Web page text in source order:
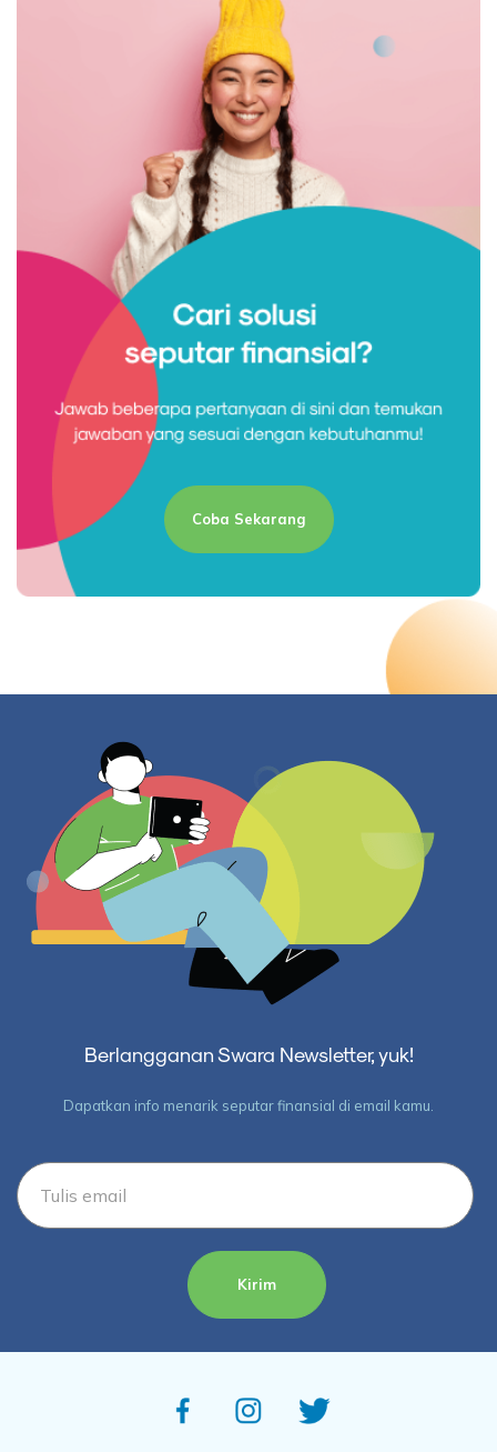
Coba Sekarang
Berlangganan Swara Newsletter, yuk!
Dapatkan info menarik seputar finansial di email kamu.
Kirim